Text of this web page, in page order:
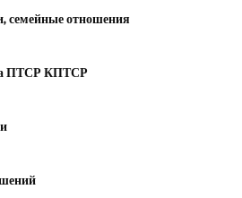
отношения
ПТСР КПТСР